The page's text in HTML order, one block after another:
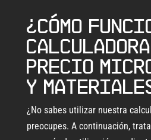
¿Cómo
calculadora
precio
y
¿No sabes utilizar nuestra
preocupes. A continuación,